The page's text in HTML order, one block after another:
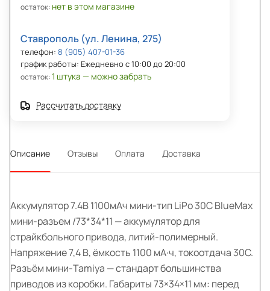
остаток: нет в этом магазине
Ставрополь (ул. Ленина, 275)
телефон: 8 (905) 407-01-36
график работы: Ежедневно с 10:00 до 20:00
остаток:1 штука — можно забрать
Рассчитать доставку
Описание Отзывы Оплата Доставка
Аккумулятор 7.4В 1100мАч мини-тип LiPo 30С BlueMax
мини-разъем /73*34*11 — аккумулятор для
страйкбольного привода, литий-полимерный.
Напряжение 7,4 В, ёмкость 1100 мА·ч, токоотдача 30C.
Разъём мини-Tamiya — стандарт большинства
приводов из коробки. Габариты 73×34×11 мм: перед